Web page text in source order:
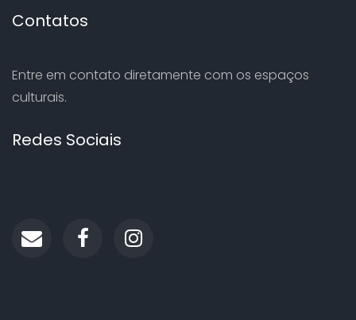
Contatos
Entre em contato diretamente com os espaços
culturais.
Redes Sociais